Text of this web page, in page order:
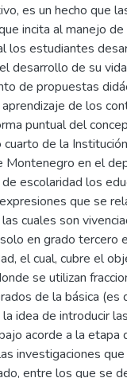
es un hecho que
incita al manejo
los estudiantes
desarrollo de su
de propuestas
de los
puntual del
de la
Montenegro en el
escolaridad los
que se
cuales son
en grado tercero
el cual, cubre el
se utilizan
de la básica (es
idea de introducir
acorde a la etapa
investigaciones
entre los que se